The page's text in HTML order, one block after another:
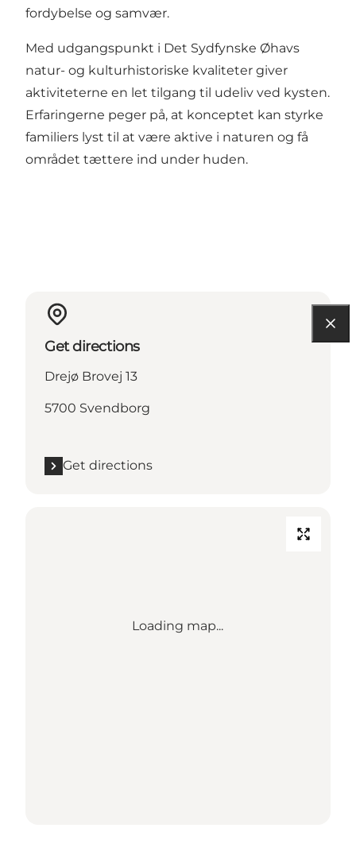
fordybelse og samvær.
Med udgangspunkt i Det Sydfynske Øhavs
natur- og kulturhistoriske kvaliteter giver
aktiviteterne en let tilgang til udeliv ved kysten.
Erfaringerne peger på, at konceptet kan styrke
familiers lyst til at være aktive i naturen og få
området tættere ind under huden.
Get directions
Drejø Brovej 13
5700 Svendborg
Get directions
Loading map...